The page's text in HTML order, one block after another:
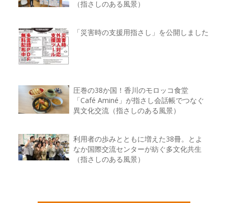
（指さしのある風景）
「災害時の支援用指さし」を公開しました
圧巻の38か国！香川のモロッコ食堂
「Café Aminé」が指さし会話帳でつなぐ
異文化交流（指さしのある風景）
利用者の歩みとともに増えた38冊。とよ
なか国際交流センターが紡ぐ多文化共生
（指さしのある風景）